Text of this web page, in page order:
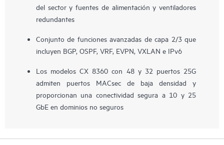
del sector y fuentes de alimentación y ventiladores
redundantes
Conjunto de funciones avanzadas de capa 2/3 que
incluyen BGP, OSPF, VRF, EVPN, VXLAN e IPv6
Los modelos CX 8360 con 48 y 32 puertos 25G
admiten puertos MACsec de baja densidad y
proporcionan una conectividad segura a 10 y 25
GbE en dominios no seguros